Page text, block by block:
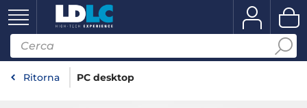
Ritorna PC desktop